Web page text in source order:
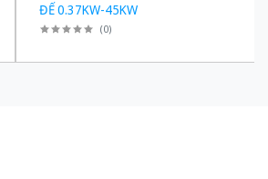
ĐẾ 0.37KW-45KW
(0)